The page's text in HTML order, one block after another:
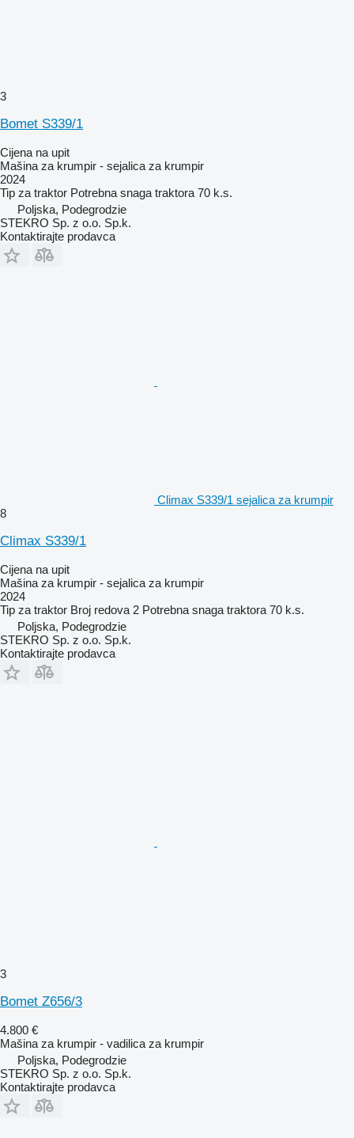
3
Bomet S339/1
Cijena na upit
Mašina za krumpir - sejalica za krumpir
2024
Tip za traktor Potrebna snaga traktora 70 k.s.
Poljska, Podegrodzie
STEKRO Sp. z o.o. Sp.k.
Kontaktirajte prodavca
Climax S339/1 sejalica za krumpir
8
Climax S339/1
Cijena na upit
Mašina za krumpir - sejalica za krumpir
2024
Tip za traktor Broj redova 2 Potrebna snaga traktora 70 k.s.
Poljska, Podegrodzie
STEKRO Sp. z o.o. Sp.k.
Kontaktirajte prodavca
3
Bomet Z656/3
4.800 €
Mašina za krumpir - vadilica za krumpir
Poljska, Podegrodzie
STEKRO Sp. z o.o. Sp.k.
Kontaktirajte prodavca